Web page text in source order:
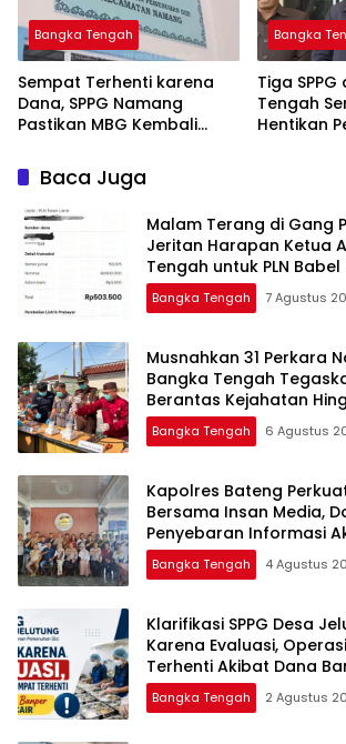
Bangka Tengah
‎Sempat Terhenti karena
Dana, SPPG Namang
Pastikan MBG Kembali
Bangka
‎Tiga
Tengah
Hentikan
Baca Juga
Malam Terang di Gang
Jeritan Harapan Ketua
Tengah untuk PLN Babel
Bangka Tengah 7 Agustus
Musnahkan 31 Perkara
Bangka Tengah
Berantas Kejahatan
Bangka Tengah 6 Agustus
‎Kapolres Bateng
Bersama Insan Media,
Penyebaran Informasi
Layanan Polri 110
Bangka Tengah 4 Agustus
‎Klarifikasi SPPG Desa
Karena Evaluasi,
Terhenti Akibat Dana
Bangka Tengah 2 Agustus